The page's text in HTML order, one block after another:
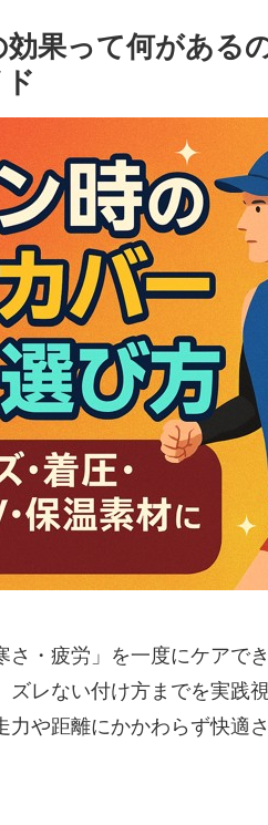
果って何がある
・疲労」を一度にケアで
レない付け方までを実践
や距離にかかわらず快適